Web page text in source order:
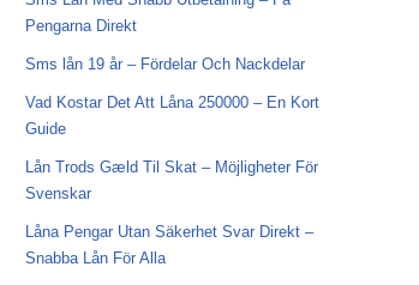
Pengarna Direkt
Sms lån 19 år – Fördelar Och Nackdelar
Vad Kostar Det Att Låna 250000 – En Kort
Guide
Lån Trods Gæld Til Skat – Möjligheter För
Svenskar
Låna Pengar Utan Säkerhet Svar Direkt –
Snabba Lån För Alla